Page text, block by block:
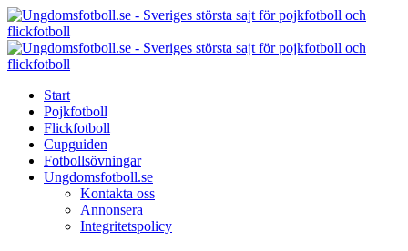
Menu
Search
Menu
Start
Pojkfotboll
Flickfotboll
Cupguiden
Fotbollsövningar
Ungdomsfotboll.se
Kontakta oss
Annonsera
Integritetspolicy